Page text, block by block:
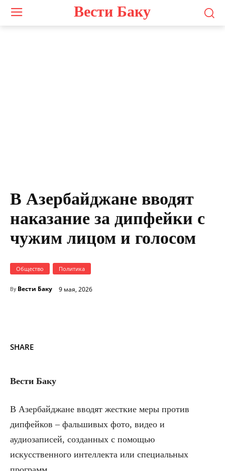
Вести Баку
В Азербайджане вводят
наказание за дипфейки с
чужим лицом и голосом
Общество Политика
By Вести Баку 9 мая, 2026
SHARE
Вести Баку
В Азербайджане вводят жесткие меры против
дипфейков – фальшивых фото, видео и
аудиозаписей, созданных с помощью
искусственного интеллекта или специальных